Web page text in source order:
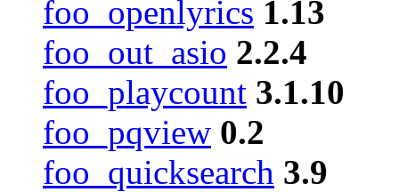
foo_openlyrics 1.13
foo_out_asio 2.2.4
foo_playcount 3.1.10
foo_pqview 0.2
foo_quicksearch 3.9